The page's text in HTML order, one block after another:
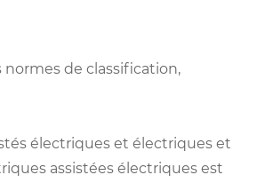
de classification,
électriques et électriques et
assistées électriques est